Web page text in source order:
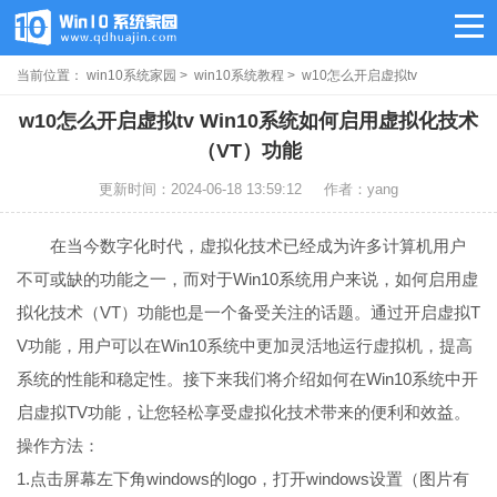
当前位置： win10系统家园 > win10系统教程 > w10怎么开启虚拟tv
w10怎么开启虚拟tv Win10系统如何启用虚拟化技术
（VT）功能
更新时间：2024-06-18 13:59:12 作者：yang
在当今数字化时代，虚拟化技术已经成为许多计算机用户
不可或缺的功能之一，而对于Win10系统用户来说，如何启用虚
拟化技术（VT）功能也是一个备受关注的话题。通过开启虚拟T
V功能，用户可以在Win10系统中更加灵活地运行虚拟机，提高
系统的性能和稳定性。接下来我们将介绍如何在Win10系统中开
启虚拟TV功能，让您轻松享受虚拟化技术带来的便利和效益。
操作方法：
1.点击屏幕左下角windows的logo，打开windows设置（图片有